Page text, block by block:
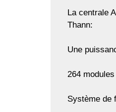
La centrale
Thann:
Une
264
Système de